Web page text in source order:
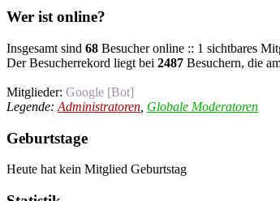
Wer ist online?
Insgesamt sind 68 Besucher online :: 1 sichtbares
Der Besucherrekord liegt bei 2487 Besuchern, die
Mitglieder: Google [Bot]
Legende: Administratoren Globale Moderatoren
Geburtstage
Heute hat kein Mitglied Geburtstag